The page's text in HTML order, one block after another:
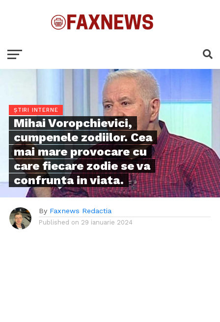
ȘTIRI INTERNE
Mihai Voropchievici,
cumpenele zodiilor. Cea
mai mare provocare cu
care fiecare zodie se va
confrunta in viata.
By Faxnews Redactia
Published on 29 ianuarie 2024